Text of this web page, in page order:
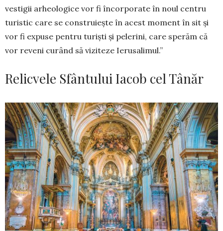
vestigii arheo­logice vor fi încor­porate în noul centru
turistic care se cons­truieşte în acest mo­ment în sit şi
vor fi expuse pentru turişti şi pelerini, care sperăm că
vor reveni curând să viziteze Ie­rusalimul.”
Relicvele Sfântului Iacob cel Tânăr